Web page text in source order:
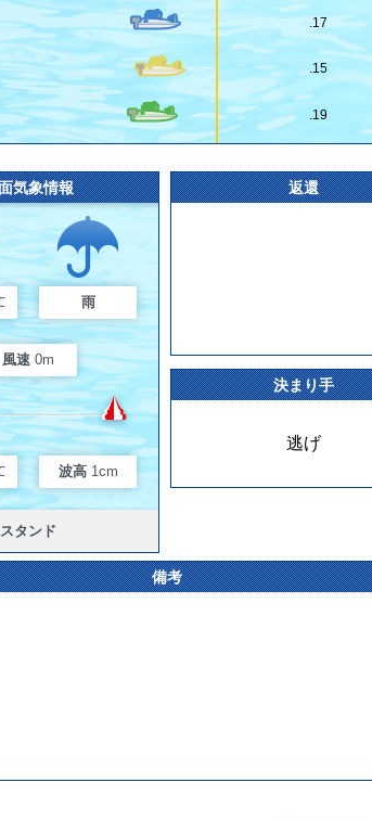
.17
.15
.19
気象情報
雨
風速 0m
波高 1cm
スタンド
返還
決まり手
逃げ
備考